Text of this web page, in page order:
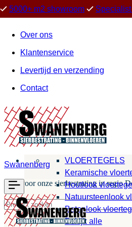
5000+ m2 showroom
Over ons
Klantenservice
Levertijd en verzending
Contact
Swanenberg
Kies voor onze sierbestrating in regio
VLOERTEGELS
Keramische
Houtlook
Natuursteenlook
Betonlook
Bekijk alle